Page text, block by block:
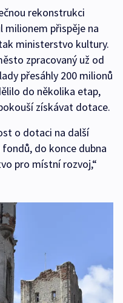
rekonstrukci
milionem přispěje na
ministerstvo kultury.
zpracovaný už od
přesáhly 200 milionů
do několika etap,
získávat dotace.
o dotaci na další
do konce dubna
pro místní rozvoj,“